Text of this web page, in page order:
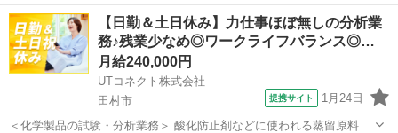
のサポート ・子ども達の見守り ・食事・排泄・着替えのサポート ・
お散歩の同行 ・簡単な記録（連絡帳、午睡チェック） ・環境整備（保
育室の掃除など） ・その他...
福島 伊達市 保育士
【日勤＆土日休み】力仕事ほぼ無しの分析業
務♪残業少なめ◎ワークライフバランス◎…
月給240,000円
UTコネクト株式会社
田村市
提携サイト 1月24日
＜化学製品の試験・分析業務＞ 酸化防止剤などに使われる蒸留原料や